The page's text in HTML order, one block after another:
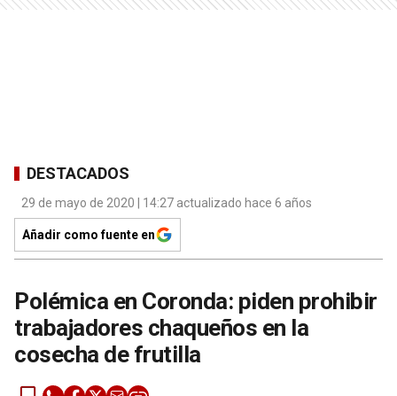
DESTACADOS
29 de mayo de 2020 | 14:27 actualizado hace 6 años
Añadir como fuente en
Polémica en Coronda: piden prohibir
trabajadores chaqueños en la
cosecha de frutilla